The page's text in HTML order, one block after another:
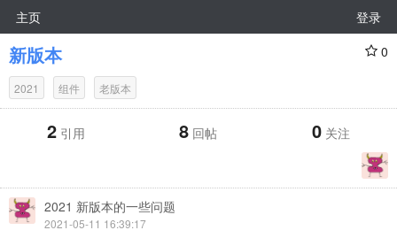
主页 登录
新版本 0
2021 组件 老版本
2 引用 8 回帖 0 关注
2021 新版本的一些问题
2021-05-11 16:39:17